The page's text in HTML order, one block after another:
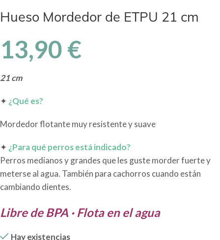
Hueso Mordedor de ETPU 21 cm
13,90 €
21 cm
✦ ¿Qué es?
Mordedor flotante muy resistente y suave
✦ ¿Para qué perros está indicado?
Perros medianos y grandes que les guste morder fuerte y
meterse al agua. También para cachorros cuando están
cambiando dientes.
Libre de BPA · Flota en el agua
Hay existencias